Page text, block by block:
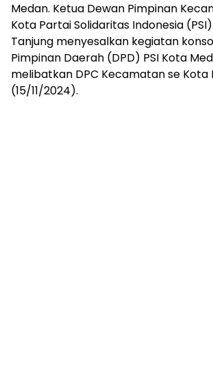
Medan. Ketua Dewan Pimpinan
Kota Partai Solidaritas Indonesia
Tanjung menyesalkan kegiatan
Pimpinan Daerah (DPD) PSI Kota
melibatkan DPC Kecamatan se Kota
(15/11/2024).